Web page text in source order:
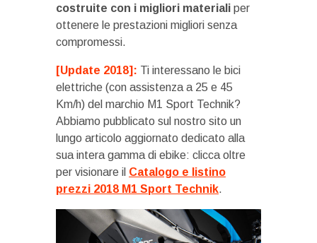
costruite con i migliori materiali per
ottenere le prestazioni migliori senza
compromessi.
[Update 2018]: Ti interessano le bici
elettriche (con assistenza a 25 e 45
Km/h) del marchio M1 Sport Technik?
Abbiamo pubblicato sul nostro sito un
lungo articolo aggiornato dedicato alla
sua intera gamma di ebike: clicca oltre
per visionare il Catalogo e listino
prezzi 2018 M1 Sport Technik.